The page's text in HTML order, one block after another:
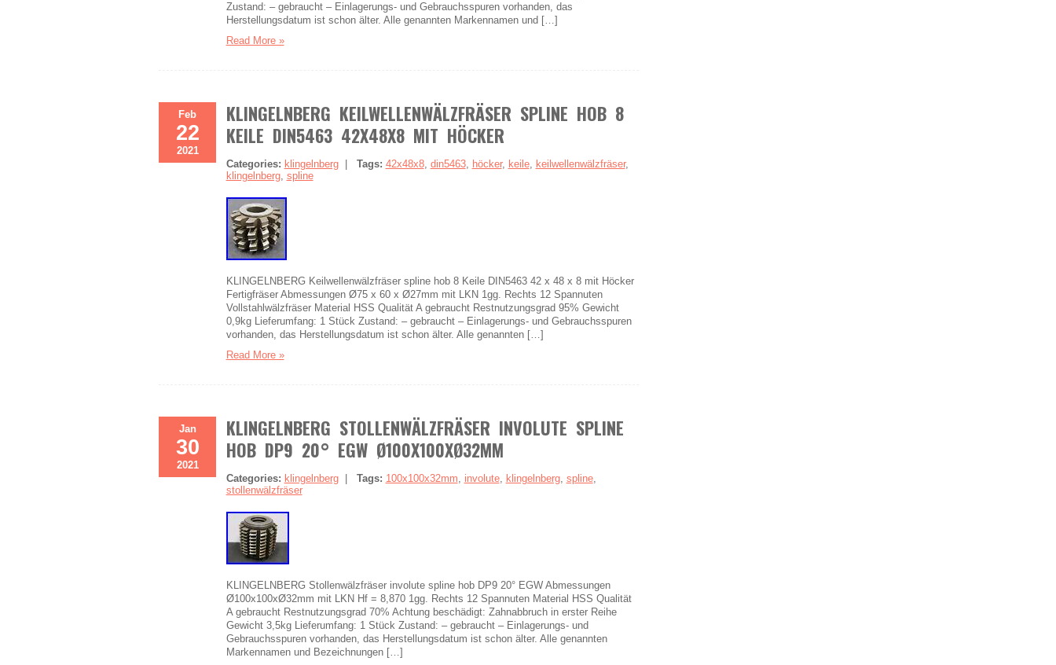
Zustand: – gebraucht – Einlagerungs- und Gebrauchsspuren vorhanden, das
Herstellungsdatum ist schon älter. Alle genannten Markennamen und […]
Read More »
Feb
22
2021
KLINGELNBERG KEILWELLENWÄLZFRÄSER SPLINE HOB 8
KEILE DIN5463 42X48X8 MIT HÖCKER
Categories: klingelnberg| Tags: 42x48x8, din5463, höcker, keile, keilwellenwälzfräser,
klingelnberg, spline
KLINGELNBERG Keilwellenwälzfräser spline hob 8 Keile DIN5463 42 x 48 x 8 mit Höcker
Fertigfräser Abmessungen Ø75 x 60 x Ø27mm mit LKN 1gg. Rechts 12 Spannuten
Vollstahlwälzfräser Material HSS Qualität A gebraucht Restnutzungsgrad 95% Gewicht
0,9kg Lieferumfang: 1 Stück Zustand: – gebraucht – Einlagerungs- und Gebrauchsspuren
vorhanden, das Herstellungsdatum ist schon älter. Alle genannten […]
Read More »
Jan
30
2021
KLINGELNBERG STOLLENWÄLZFRÄSER INVOLUTE SPLINE
HOB DP9 20° EGW Ø100X100XØ32MM
Categories: klingelnberg| Tags: 100x100x32mm, involute, klingelnberg, spline,
stollenwälzfräser
KLINGELNBERG Stollenwälzfräser involute spline hob DP9 20° EGW Abmessungen
Ø100x100xØ32mm mit LKN Hf = 8,870 1gg. Rechts 12 Spannuten Material HSS Qualität
A gebraucht Restnutzungsgrad 70% Achtung beschädigt: Zahnabbruch in erster Reihe
Gewicht 3,5kg Lieferumfang: 1 Stück Zustand: – gebraucht – Einlagerungs- und
Gebrauchsspuren vorhanden, das Herstellungsdatum ist schon älter. Alle genannten
Markennamen und Bezeichnungen […]